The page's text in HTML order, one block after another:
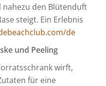
nahezu den Blütenduft
steigt. Ein Erlebnis
de
und Peeling
wirft,
für eine